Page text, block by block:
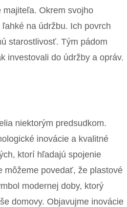
Okrem svojho
na údržbu. Ich povrch
starostlivosť. Tým pádom
investovali do údržby a opráv.
niektorým predsudkom.
inovácie a kvalitné
ktorí hľadajú spojenie
môžeme povedať, že plastové
modernej doby, ktorý
domovy. Objavujme inovácie